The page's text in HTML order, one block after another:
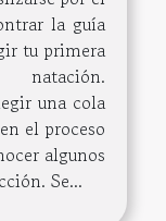
la guía
tu primera
una cola
el proceso
algunos
Se...